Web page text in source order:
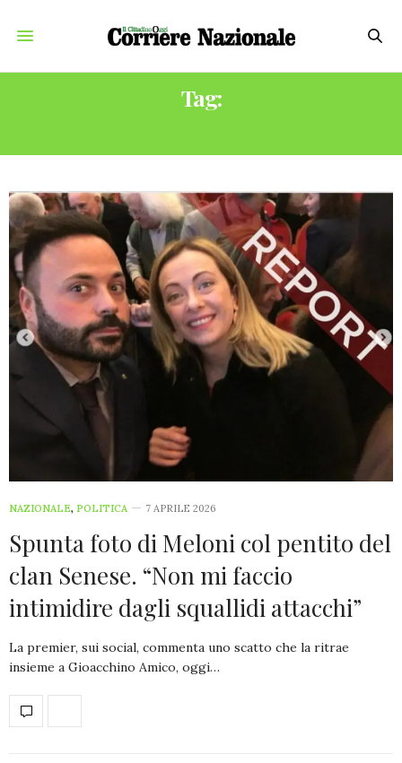
Tag:
NAZIONALE, POLITICA 7 APRILE 2026
Spunta foto di Meloni col pentito del
clan Senese. “Non mi faccio
intimidire dagli squallidi attacchi”
La premier, sui social, commenta uno scatto che la ritrae
insieme a Gioacchino Amico, oggi…